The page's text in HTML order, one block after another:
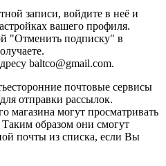
записи, войдите в неё и
вашего профиля.
"Отменить подписку" в
baltco@gmail.com.
почтовые сервисы
отправки рассылок.
магазина могут просматривать
образом они смогут
почты из списка, если Вы